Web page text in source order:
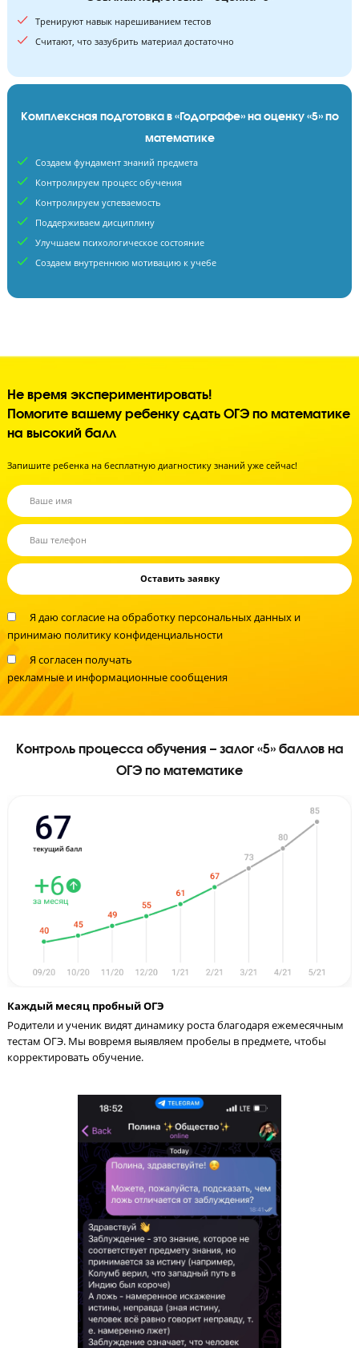
Обычная подготовка = оценка «3»
Тренируют навык нарешиванием тестов
Считают, что зазубрить материал достаточно
Комплексная подготовка в «Годографе» на оценку
математике
Создаем фундамент знаний предмета
Улучшаем психологическое состояние
Не время экспериментировать!
Помогите вашему ребенку сдать ОГЭ по
на высокий балл
Я даю согласие наобработку персональных данных
Я согласен получать
рекламные и информационные сообщения
Контроль процесса обучения – залог «5»
Каждый месяц пробный ОГЭ
Родители и ученик видят динамику роста благодаря
тестам ОГЭ. Мы вовремя выявляем пробелы в предмете,
корректировать обучение.